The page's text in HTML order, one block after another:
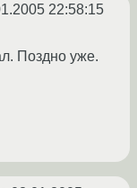
22:58:15
Поздно уже.